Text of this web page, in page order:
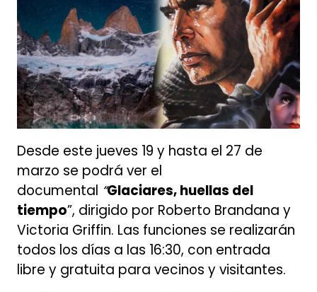
Desde este jueves 19 y hasta el 27 de
marzo se podrá ver el
documental “Glaciares, huellas del
tiempo”, dirigido por Roberto Brandana y
Victoria Griffin. Las funciones se realizarán
todos los días a las 16:30, con entrada
libre y gratuita para vecinos y visitantes.